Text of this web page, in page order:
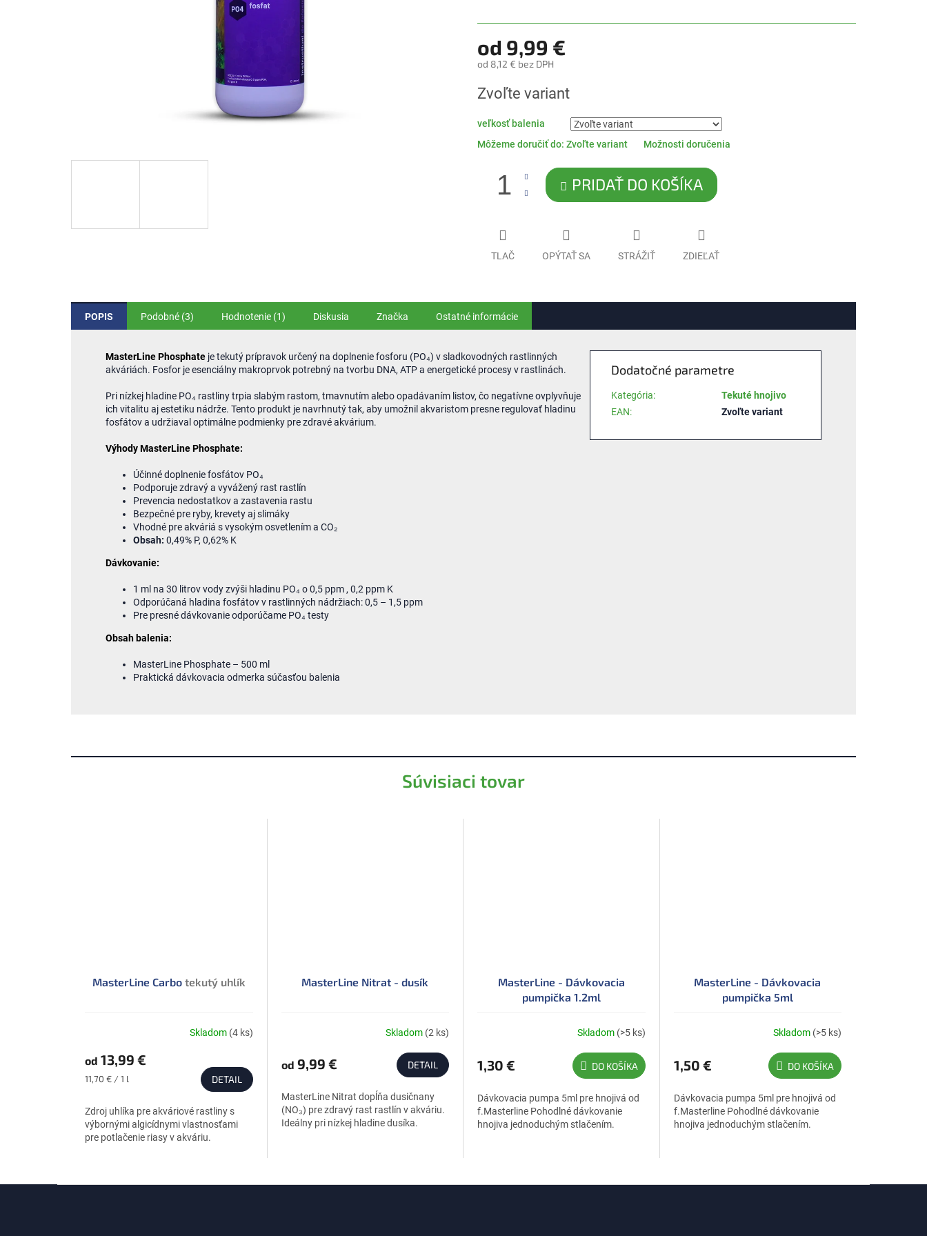
hviezdičiek.
od 9,99 €
od 8,12 € bez DPH
cena:
Zvoľte variant
veľkosť balenia
Môžeme doručiť do: Zvoľte variant Možnosti doručenia
PRIDAŤ DO KOŠÍKA
TLAČ OPÝTAŤ SA STRÁŽIŤ ZDIEĽAŤ
Súvisiaci tovar
MasterLine Carbo tekutý uhlík
produktu
je
4,7
5
hviezdičiek.
Skladom (4 ks)
od 13,99 €
Jednotková
11,70 € / 1 l DETAIL
Zdroj uhlíka pre akváriové rastliny s
výbornými algicídnymi vlastnosťami
pre potlačenie riasy v akváriu.
MasterLine Nitrat - dusík
produktu
je
z
5
hviezdičiek.
Skladom (2 ks)
od 9,99 € DETAIL
MasterLine Nitrat dopĺňa dusičnany
(NO₃) pre zdravý rast rastlín v akváriu.
Ideálny pri nízkej hladine dusíka.
MasterLine - Dávkovacia
pumpička 1.2ml
Skladom (>5 ks)
1,30 € DO KOŠÍKA
Dávkovacia pumpa 5ml pre hnojivá od
f.Masterline Pohodlné dávkovanie
hnojiva jednoduchým stlačením.
MasterLine - Dávkovacia
pumpička 5ml
Skladom (>5 ks)
1,50 € DO KOŠÍKA
Dávkovacia pumpa 5ml pre hnojivá od
f.Masterline Pohodlné dávkovanie
hnojiva jednoduchým stlačením.
POPIS Podobné (3) Hodnotenie (1) Diskusia Značka Ostatné informácie
MasterLine Phosphate je tekutý prípravok určený na doplnenie fosforu (PO₄) v sladkovodných rastlinných
akváriách. Fosfor je esenciálny makroprvok potrebný na tvorbu DNA, ATP a energetické procesy v rastlinách.
Pri nízkej hladine PO₄ rastliny trpia slabým rastom, tmavnutím alebo opadávaním listov, čo negatívne ovplyvňuje
ich vitalitu aj estetiku nádrže. Tento produkt je navrhnutý tak, aby umožnil akvaristom presne regulovať hladinu
fosfátov a udržiaval optimálne podmienky pre zdravé akvárium.
Výhody MasterLine Phosphate:
Účinné doplnenie fosfátov PO₄
Podporuje zdravý a vyvážený rast rastlín
Prevencia nedostatkov a zastavenia rastu
Bezpečné pre ryby, krevety aj slimáky
Vhodné pre akváriá s vysokým osvetlením a CO₂
Obsah: 0,49% P, 0,62% K
Dávkovanie:
1 ml na 30 litrov vody zvýši hladinu PO₄ o0,5 ppm , 0,2 ppm K
Odporúčaná hladina fosfátov v rastlinných nádržiach: 0,5 – 1,5 ppm
Pre presné dávkovanie odporúčame PO₄ testy
Obsah balenia:
MasterLine Phosphate – 500 ml
Praktická dávkovacia odmerka súčasťou balenia
Dodatočné parametre
Kategória:
Tekuté hnojivo
EAN: Zvoľte variant